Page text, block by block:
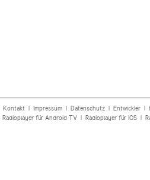
Kontakt| Impressum| Datenschutz| Entwickler|
Radioplayer für Android TV| Radioplayer für iOS|